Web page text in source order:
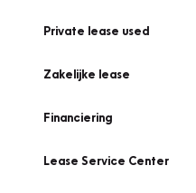
Private lease used
Zakelijke lease
Financiering
Lease Service Center